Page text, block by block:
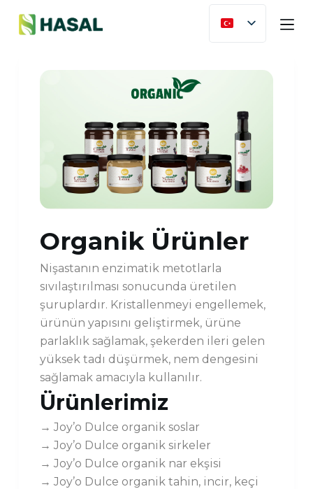
S
k
Organik Ürünler
Nişastanın enzimatik metotlarla
sıvılaştırılması sonucunda üretilen
şuruplardır. Kristallenmeyi engellemek,
ürünün yapısını geliştirmek, ürüne
parlaklık sağlamak, şekerden ileri gelen
yüksek tadı düşürmek, nem dengesini
sağlamak amacıyla kullanılır.
Ürünlerimiz
→ Joy’o Dulce organik soslar
→ Joy’o Dulce organik sirkeler
→ Joy’o Dulce organik nar ekşisi
→ Joy’o Dulce organik tahin, incir, keçi